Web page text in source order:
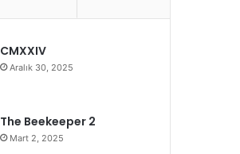
CMXXIV
Aralık 30, 2025
The Beekeeper 2
Mart 2, 2025